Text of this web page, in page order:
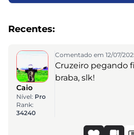
Recentes:
Caio
Nível: Pro
Rank:
34240
Comentado em 12/07/
Cruzeiro pegando
braba, slk!